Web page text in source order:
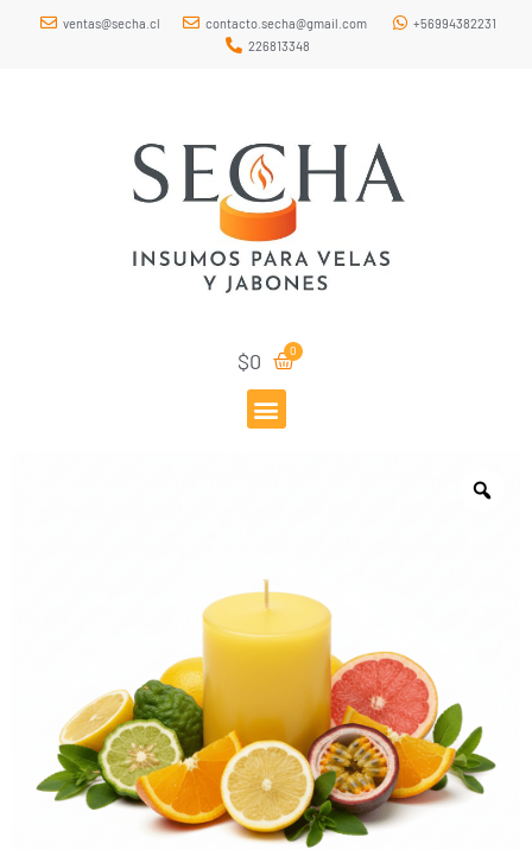
ventas@secha.cl contacto.secha@gmail.com
+56994382231
226813348
$0